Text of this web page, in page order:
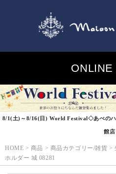
ONLINE
8/1(土)～8/16(日) World Festival◇あべの
館店
HOME > 商品 > 商品カテゴリー/雑貨 >
ホルダー 城 08281